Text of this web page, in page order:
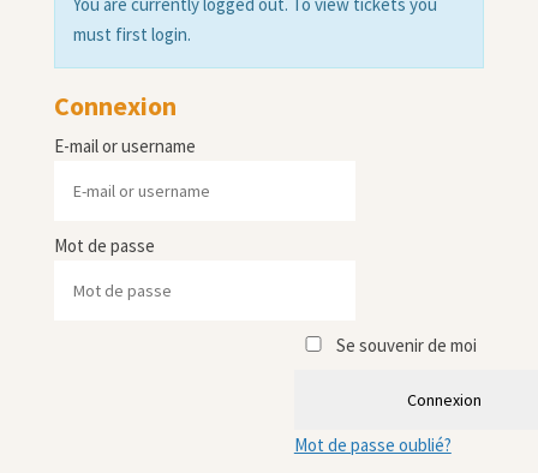
must first login.
Connexion
E-mail or username
Mot de passe
Se souvenir de moi
Connexion
Mot de passe oublié?